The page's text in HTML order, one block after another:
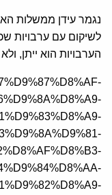
נגמר עידן ממשלות
לשיקום עם ערבויות
הערבויות הוא ייתן,